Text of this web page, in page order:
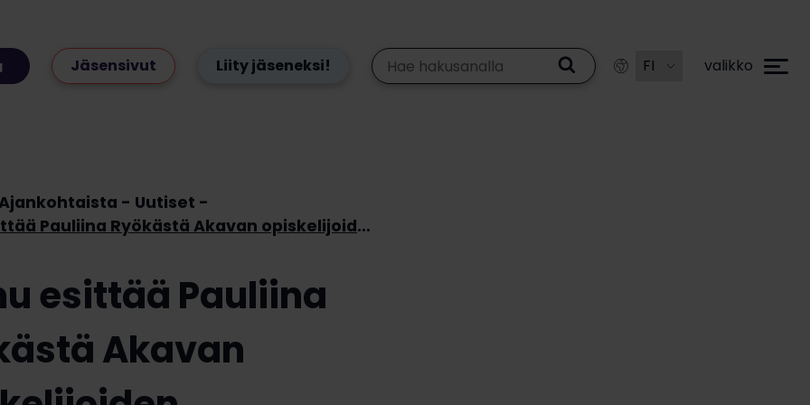
Jäsensivut Liity jäseneksi! valikko
Uutiset
Loimu esittää Pauliina Ryökästä Akavan opiskelijoiden puheenjohtajaksi vuodelle 2024
esittää Pauliina
Akavan